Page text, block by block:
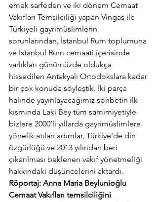
emek sarfeden ve iki dönem Cemaat
Vakıfları Temsilciliği yapan Vingas ile
Türkiyeli gayrimüslimlerin
sorunlarından, İstanbul Rum toplumuna
ve İstanbul Rum cemaati içerisinde
varlıkları günümüzde oldukça
hissedilen Antakyalı Ortodokslara kadar
bir çok konuda söyleştik. İki parça
halinde yayınlayacağımız sohbetin ilk
kısmında Laki Bey tüm samimiyetiyle
bizlere 2000’li yıllarda gayrimüslimlere
yönelik atılan adımlar, Türkiye’de din
özgürlüğü ve 2013 yılından beri
çıkarılması beklenen vakıf yönetmeliği
hakkındaki düşüncelerini aktardı.
Röportaj: Anna Maria Beylunioğlu
Cemaat Vakıfları temsilciliğini